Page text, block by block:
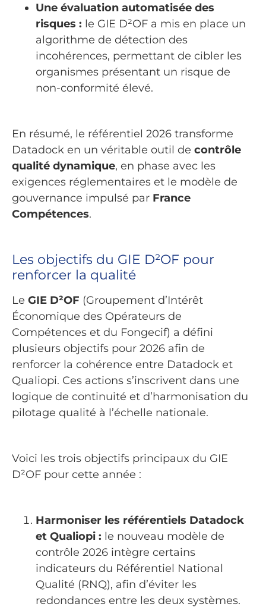
Une évaluation automatisée des
risques : le GIE D²OF a mis en place un
algorithme de détection des
incohérences, permettant de cibler les
organismes présentant un risque de
non-conformité élevé.
En résumé, le référentiel 2026 transforme
Datadock en un véritable outil de contrôle
qualité dynamique, en phase avec les
exigences réglementaires et le modèle de
gouvernance impulsé par France
Compétences.
Les objectifs du GIE D²OF pour
renforcer la qualité
Le GIE D²OF (Groupement d’Intérêt
Économique des Opérateurs de
Compétences et du Fongecif) a défini
plusieurs objectifs pour 2026 afin de
renforcer la cohérence entre Datadock et
Qualiopi. Ces actions s’inscrivent dans une
logique de continuité et d’harmonisation du
pilotage qualité à l’échelle nationale.
Voici les trois objectifs principaux du GIE
D²OF pour cette année :
Harmoniser les référentiels Datadock
et Qualiopi : le nouveau modèle de
contrôle 2026 intègre certains
indicateurs du Référentiel National
Qualité (RNQ), afin d’éviter les
redondances entre les deux systèmes.